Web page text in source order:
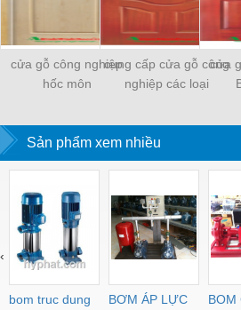
cửa gỗ công nghiệp
hốc môn
cung cấp cửa gỗ công
nghiệp các loại
cửa
Sản phẩm xem nhiều
bom truc dung
BƠM ÁP LỰC
BOM
‹